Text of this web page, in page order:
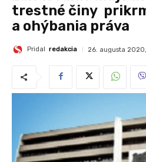
trestné činy
a ohýbania práva
Pridal redakcia 26. augusta